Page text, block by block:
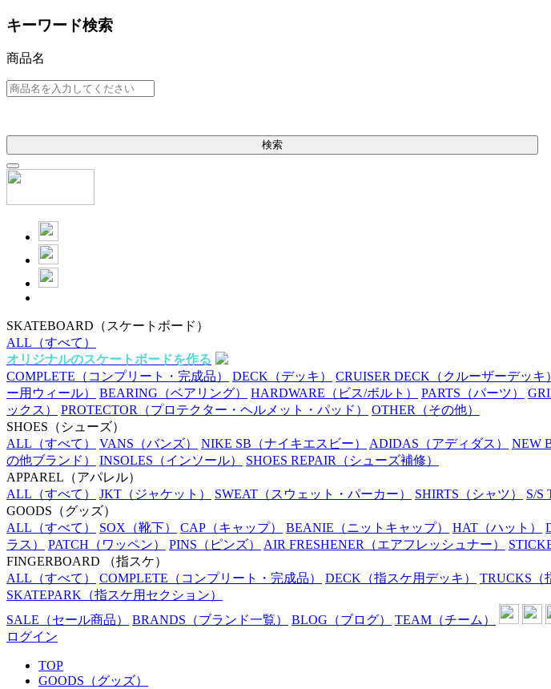
キーワード検索
商品名
検索
SKATEBOARD （スケートボード）
ALL （すべて）
オリジナルのスケートボードを作る
COMPLETE （コンプリート・完成品） DECK （デッキ） CRUISER DECK （クルーザーデッキ）
ー用ウィール）
BEARING （ベアリング） HARDWARE （ビス/ボルト） PARTS （パーツ）
ックス）
PROTECTOR （プロテクター・ヘルメット・パッド） OTHER （その他）
SHOES （シューズ）
ALL （すべて） VANS （バンズ） NIKE SB （ナイキエスビー） ADIDAS （アディダス） NEW
の他ブランド）
INSOLES （インソール） SHOES REPAIR （シューズ補修）
APPAREL （アパレル）
ALL （すべて） JKT （ジャケット） SWEAT （スウェット・パーカー） SHIRTS （シャツ） S/S
GOODS （グッズ）
ALL （すべて） SOX （靴下） CAP （キャップ） BEANIE （ニットキャップ） HAT （ハット）
ラス）
PATCH （ワッペン） PINS （ピンズ） AIR FRESHENER （エアフレッシュナー）
FINGERBOARD
（指スケ）
ALL （すべて） COMPLETE （コンプリート・完成品） DECK （指スケ用デッキ） TRUCKS
SKATEPARK （指スケ用セクション）
SALE （セール商品） BRANDS （ブランド一覧） BLOG （ブログ） TEAM （チーム）
ログイン
TOP
GOODS（グッズ）